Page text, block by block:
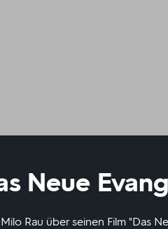
Neue
Rau über seinen Film "Das